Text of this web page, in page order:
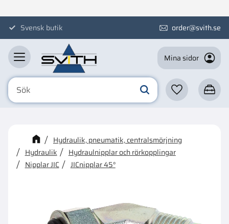
MenySvensk butik order@svith.se
Mina sidor
Favoriter
Kanske någon av dessa
produkter kan intressera dig?
Hydraulik, pneumatik, centralsmörjning
Hydraulik
Hydraulnipplar och rörkopplingar
Nipplar JIC
JICnipplar 45°